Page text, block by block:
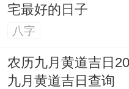
宅最好的日子
八字
农历九月黄道吉日
九月黄道吉日查询